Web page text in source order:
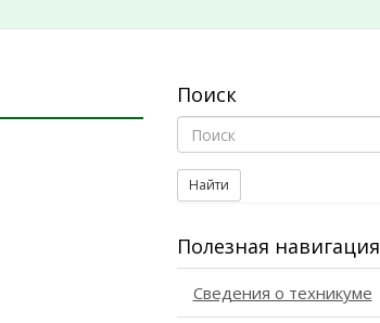
Поиск
Найти
Полезная навигация
Сведения о техникуме